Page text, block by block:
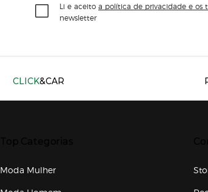
Li e aceito a política de privacidade e os
newsletter
CLICK&CAR
Moda Mulher